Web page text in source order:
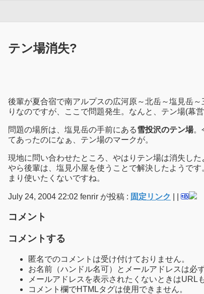
テン場消失?
後輩が夏合宿で南アルプスの広河原～北岳～塩見岳
りなのですが、ここで問題発生。なんと、テン場(幕
問題の場所は、塩見岳の手前にある雪投沢のテン場。
てあったのになぁ、テン場のマークが。
現地に問い合わせたところ、やはりテン場は消失し
やら後輩は、塩見小屋を使うことで解決したようで
まり使いたくないですね。
July 24, 2004 22:02 fenrir が投稿 : 固定リンク
コメント
コメントする
匿名でのコメントは受け付けておりません。
お名前（ハンドル名可）とメールアドレスは必
メールアドレスを表示されたくないときはURL
コメント欄でHTMLタグは使用できません。